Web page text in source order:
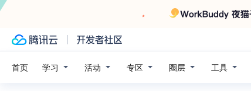
首页 学习 活动 专区 圈层 工具